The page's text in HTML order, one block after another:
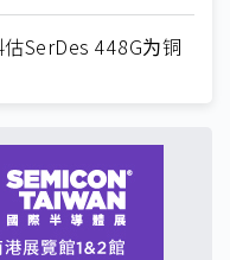
SerDes 448G为铜